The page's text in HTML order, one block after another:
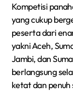
Kompetisi
yang cukup
peserta dari
yakni Aceh,
Jambi, dan
berlangsung
ketat dan